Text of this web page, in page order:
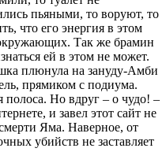
пьяными, то воруют, то
что его энергия в этом
Так же брамин
ей в этом не может.
плюнула на зануду-Амби
прямиком с подиума.
Но вдруг – о чудо! –
и завел этот сайт не
Яма. Наверное, от
убийств не заставляет